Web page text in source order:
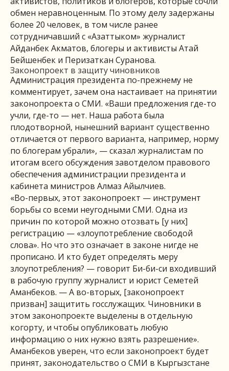
обмен неравноценным. По этому делу задержаны
более 20 человек, в том числе ранее
сотрудничавший с «Азаттыком» журналист
Айданбек Акматов, блогеры и активисты Атай
Бейшенбек и Перизаткан Суранова.
Законопроект в защиту чиновников
Администрация президента по-прежнему не
комментирует, зачем она настаивает на принятии
законопроекта о СМИ. «Ваши предложения где-то
учли, где-то — нет. Наша работа была
плодотворной, нынешний вариант существенно
отличается от первого варианта, например, норму
по блогерам убрали», — сказал журналистам по
итогам всего обсуждения завотделом правового
обеспечения администрации президента и
кабинета министров Алмаз Айылчиев.
«Во-первых, этот законопроект — инструмент
борьбы со всеми неугодными СМИ. Одна из
причин по которой можно отозвать [у них]
регистрацию — «злоупотребление свободой
слова». Но что это означает в законе нигде не
прописано. И кто будет определять меру
злоупотребления? — говорит Би-би-си входивший
в рабочую группу журналист и юрист Семетей
Аманбеков. — А во-вторых, [законопроект
призван] защитить госслужащих. Чиновники в
этом законопроекте выделены в отдельную
когорту, и чтобы опубликовать любую
информацию о них нужно взять разрешение».
Аманбеков уверен, что если законопроект будет
принят, законодательство о СМИ в Кыргызстане